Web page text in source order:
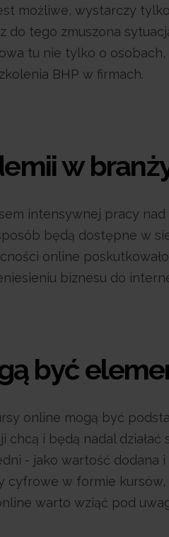
możliwe, wystarczy
do tego zmuszona
tu nie tylko o
BHP w firmach.
w
intensywnej pracy
będą dostępne w
online
biznesu do
być
online mogą być
i będą nadal
- jako wartość dodana
w formie
warto wziąć pod